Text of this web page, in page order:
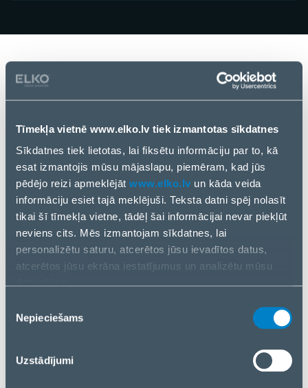
Tīmekļa vietnē www.elko.lv tiek izmantotas sīkdatnes
Sīkdatnes tiek lietotas, lai fiksētu informāciju par to, kā
esat izmantojis mūsu mājaslapu, piemēram, kad jūs
pēdējo reizi apmeklējāt www.elko.lv un kāda veida
informāciju esiet tajā meklējuši. Teksta datni spēj nolasīt
tikai šī tīmekļa vietne, tādēļ šai informācijai nevar piekļūt
neviens cits. Mēs izmantojam sīkdatnes, lai
personalizētu saturu, atcerētos jūsu ievadītos datus,
atcerētos jūsu ekrāna iestatījumus un analizētu mūsu
kopīgojam ar saviem sociālās saziņas līdzekļu,
reklamēšanas un analīzes partneriem. Ja piekrītat, lūdzu,
pārvaldīt savu izvēli vai atteikties no sīkdatnēm, lūdzu,
izvēle
Nepieciešams
Uzstādījumi
Gadgets & Mobility
ATVĒRT ECOM
KĻŪT PAR PARTNERI